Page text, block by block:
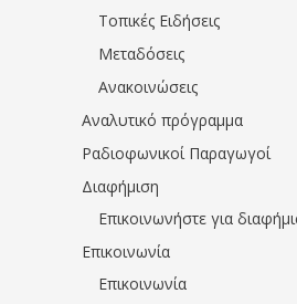
Τοπικές Ειδήσεις
Μεταδόσεις
Ανακοινώσεις
Αναλυτικό πρόγραμμα
Ραδιοφωνικοί Παραγωγοί
Διαφήμιση
Επικοινωνήστε για
Επικοινωνία
Επικοινωνία